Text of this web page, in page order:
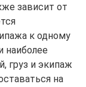
зависит от
к одному
наиболее
груз и экипаж
на